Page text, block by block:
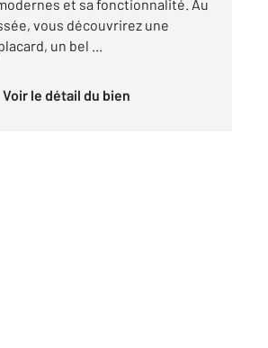
et sa fonctionnalité. Au
vous découvrirez une
un bel ...
Voir le détail du bien